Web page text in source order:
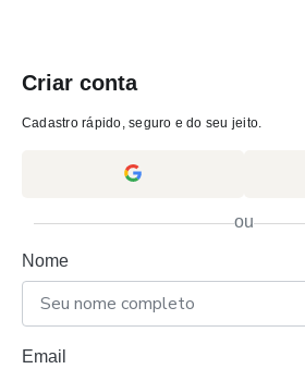
Criar conta
Cadastro rápido, seguro e do seu jeito.
ou
Nome
Email